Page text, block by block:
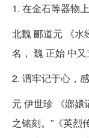
1. 在金石等器物
北魏 郦道元 《水
名， 魏 正始 中
2. 谓牢记于心，感
元 伊世珍 《嫏嬛
之铭刻。”《英烈